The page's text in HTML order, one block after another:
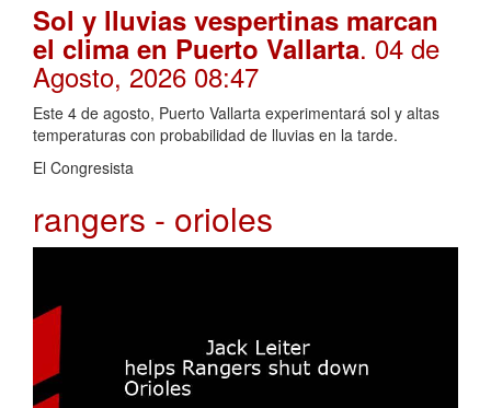
Sol y lluvias vespertinas marcan
el clima en Puerto Vallarta. 04 de
Agosto, 2026 08:47
Este 4 de agosto, Puerto Vallarta experimentará sol y altas
temperaturas con probabilidad de lluvias en la tarde.
El Congresista
rangers - orioles